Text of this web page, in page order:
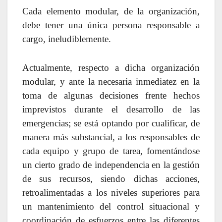
Cada elemento modular, de la organización,
debe tener una única persona responsable a
cargo, ineludiblemente.
Actualmente, respecto a dicha organización
modular, y ante la necesaria inmediatez en la
toma de algunas decisiones frente hechos
imprevistos durante el desarrollo de las
emergencias; se está optando por cualificar, de
manera más substancial, a los responsables de
cada equipo y grupo de tarea, fomentándose
un cierto grado de independencia en la gestión
de sus recursos, siendo dichas acciones,
retroalimentadas a los niveles superiores para
un mantenimiento del control situacional y